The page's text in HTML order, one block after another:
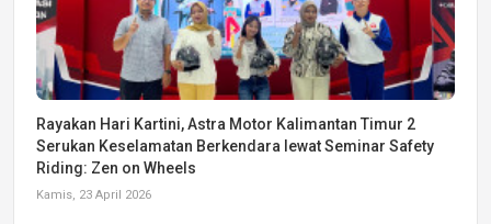
Rayakan Hari Kartini, Astra Motor Kalimantan Timur 2
Serukan Keselamatan Berkendara lewat Seminar Safety
Riding: Zen on Wheels
Kamis, 23 April 2026